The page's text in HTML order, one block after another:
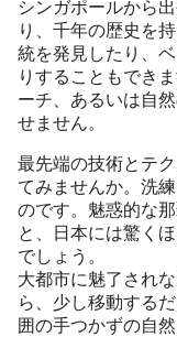
シンガポールから
り、千年の歴史を
統を発見したり、
りすることもでき
ーチ、あるいは自
せません。
最先端の技術とテ
てみませんか。洗
のです。魅惑的な
と、日本には驚く
でしょう。
大都市に魅了され
ら、少し移動する
囲の手つかずの自